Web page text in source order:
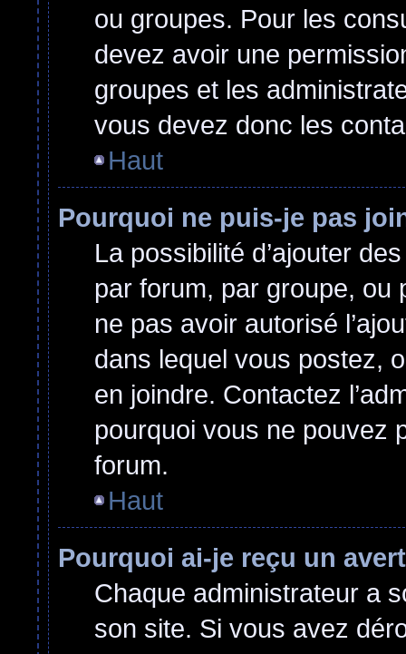
ou groupes. Pour les
devez avoir une
groupes et les
vous devez donc les
Haut
Pourquoi ne puis-je pas
La possibilité d’ajouter
par forum, par groupe, ou
ne pas avoir autorisé
dans lequel vous postez,
en joindre. Contactez
pourquoi vous ne pouvez
forum.
Haut
Pourquoi ai-je reçu un
Chaque administrateur a
son site. Si vous avez